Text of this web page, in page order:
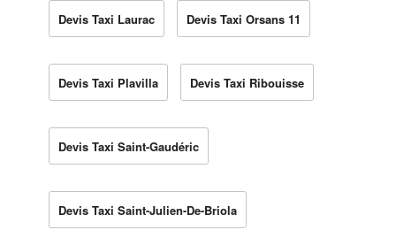
Devis Taxi Laurac Devis Taxi Orsans 11
Devis Taxi Plavilla Devis Taxi Ribouisse
Devis Taxi Saint-Gaudéric
Devis Taxi Saint-Julien-De-Briola